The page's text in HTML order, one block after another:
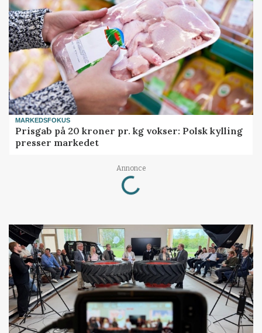
MARKEDSFOKUS
Prisgab på 20 kroner pr. kg vokser: Polsk kylling
presser markedet
Annonce
Loading...